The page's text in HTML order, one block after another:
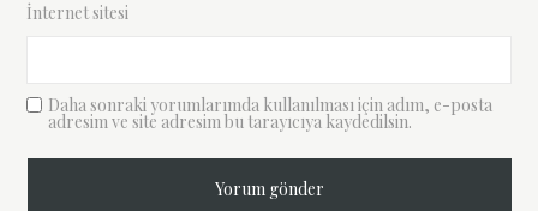
İnternet sitesi
Daha sonraki yorumlarımda kullanılması için adım, e-posta
adresim ve site adresim bu tarayıcıya kaydedilsin.